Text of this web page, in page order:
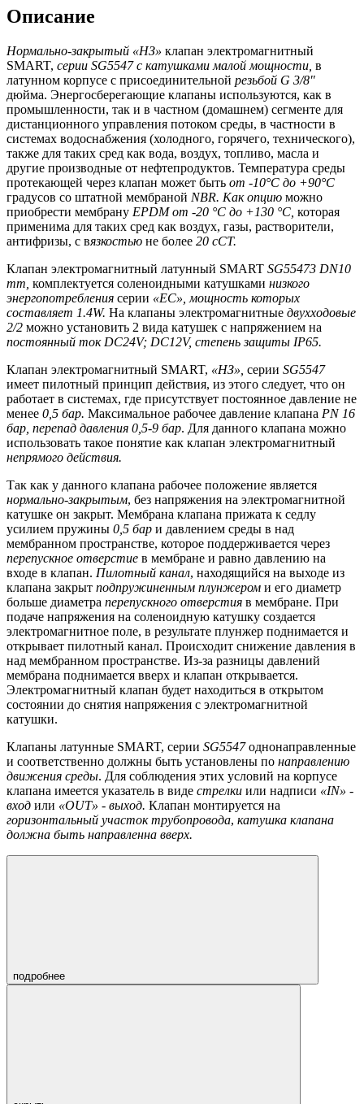
Описание
Нормально-закрытый «НЗ» клапан электромагнитный
SMART, серии SG5547 с катушками малой мощности, в
латунном корпусе с присоединительной резьбой G 3/8"
дюйма. Энергосберегающие клапаны используются, как в
промышленности, так и в частном (домашнем) сегменте для
дистанционного управления потоком среды, в частности в
системах водоснабжения (холодного, горячего, технического),
также для таких сред как вода, воздух, топливо, масла и
другие производные от нефтепродуктов. Температура среды
протекающей через клапан может быть от -10°С до +90°С
градусов со штатной мембраной NBR. Как опцию можно
приобрести мембрану EPDMот -20 °С до +130 °С, которая
применима для таких сред как воздух, газы, растворители,
антифризы, с вязкостью не более 20 сСТ.
Клапан электромагнитный латунный SMART SG55473 DN10
mm комплектуется соленоидными катушками низкого
энергопотребления серии «EC», мощность которых
составляет 1.4W. На клапаны электромагнитные двухходовые
2/2 можно установить 2 вида катушек с напряжением на
постоянный ток DC24V; DC12V, степень защиты IP65.
Клапан электромагнитный SMART, «НЗ», серии SG5547
имеет пилотный принцип действия, из этого следует, что он
работает в системах, где присутствует постоянное давление не
менее 0,5 бар. Максимальное рабочее давление клапана PN16
бар, перепад давления 0,5-9 бар. Для данного клапана можно
использовать такое понятие как клапан электромагнитный
непрямого действия.
Так как у данного клапана рабочее положение является
нормально-закрытым, без напряжения на электромагнитной
катушке он закрыт. Мембрана клапана прижата к седлу
усилием пружины 0,5 бар и давлением среды в над
мембранном пространстве, которое поддерживается через
перепускное отверстие в мембране и равно давлению на
входе в клапан. Пилотный канал, находящийся на выходе из
клапана закрыт подпружиненным плунжером и его диаметр
больше диаметра перепускного отверстия в мембране. При
подаче напряжения на соленоидную катушку создается
электромагнитное поле, в результате плунжер поднимается и
открывает пилотный канал. Происходит снижение давления в
над мембранном пространстве. Из-за разницы давлений
мембрана поднимается вверх и клапан открывается.
Электромагнитный клапан будет находиться в открытом
состоянии до снятия напряжения с электромагнитной
катушки.
Клапаны латунные SMART, серии SG5547однонаправленные
и соответственно должны быть установлены по направлению
движения среды. Для соблюдения этих условий на корпусе
клапана имеется указатель в виде стрелки или надписи «IN» -
вход или «OUT» - выход. Клапан монтируется на
горизонтальный участок трубопровода, катушка клапана
должна быть направленна вверх.
подробнее